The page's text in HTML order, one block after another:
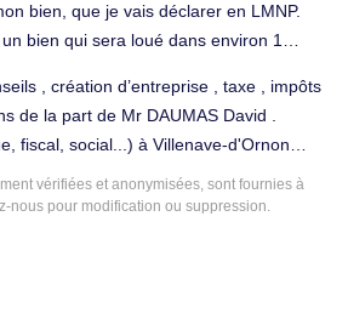
bien, que je vais déclarer en LMNP.
bien qui sera loué dans environ 1
en nu, je souhaiterais par le suite le
déclarer en LMNP. Cordialement.
à Villenave-d'Ornon (33140).
, création d’entreprise , taxe , impôts
de la part de Mr DAUMAS David .
fiscal, social...) à Villenave-d'Ornon
vérifiées et anonymisées, sont fournies à
nous pour modification ou suppression.